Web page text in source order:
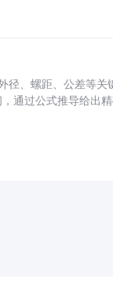
径、螺距、公差等
通过公式推导给出